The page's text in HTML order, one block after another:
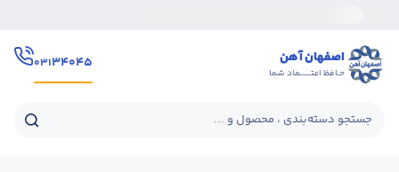
اصفهان آهن
حـافظ اعتــــــماد شما
۳۴۰۴۵۰۳۱
جستجو دسته‌بندی ، محصول و ...